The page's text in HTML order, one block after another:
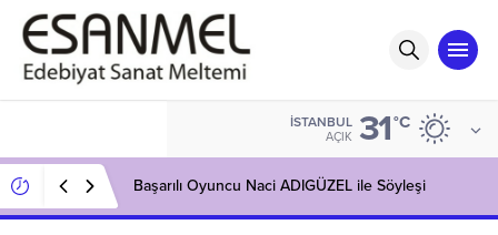
İSTANBUL
AÇIK 31°C
Başarılı Oyuncu Naci ADIGÜZEL ile Söyleşi